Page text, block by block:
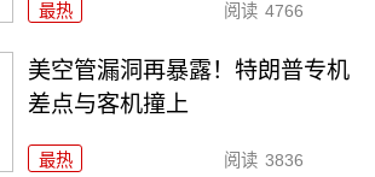
最热 阅读 4766
美空管漏洞再暴露！特朗普专机
差点与客机撞上
最热 阅读 3836